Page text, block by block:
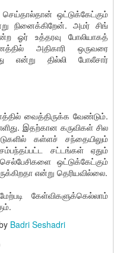
ஒட்டுக்கேட்கும்
நினைக்கிறேன். அமர் சிங்
ஓர் உத்தரவு போலியாகத்
அதிகாரி ஒருவரை
என்று தில்லி போலீசார்
வைத்திருக்க வேண்டும்.
இதற்கான கருவிகள் சில
கள்ளச் சந்தையிலும்
சட்டங்கள் ஏதும்
ஒட்டுக்கேட்கும்
என்று தெரியவில்லை.
கேள்விகளுக்கெல்லாம்
Badri Seshadri